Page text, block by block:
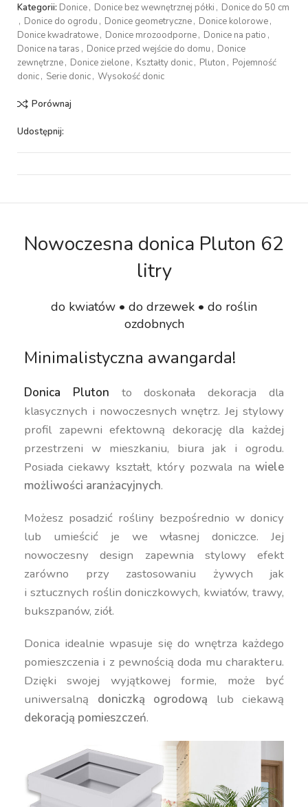
Kategorii: Donice, Donice bez wewnętrznej półki , Donice do 50 cm
, Donice do ogrodu , Donice geometryczne, Donice kolorowe,
Donice kwadratowe, Donice mrozoodporne, Donice na patio ,
Donice na taras , Donice przed wejście do domu , Donice
zewnętrzne, Donice zielone, Kształty donic, Pluton , Pojemność
donic, Serie donic, Wysokość donic
Porównaj
Udostępnij:
Nowoczesna donica Pluton 62
litry
do kwiatów • do drzewek • do roślin
ozdobnych
Minimalistyczna awangarda!
Donica Pluton to doskonała dekoracja dla
klasycznych i nowoczesnych wnętrz. Jej stylowy
profil zapewni efektowną dekorację dla każdej
przestrzeni w mieszkaniu, biura jak i ogrodu.
Posiada ciekawy kształt, który pozwala na wiele
możliwości aranżacyjnych.
Możesz posadzić rośliny bezpośrednio w donicy
lub umieścić je we własnej doniczce. Jej
nowoczesny design zapewnia stylowy efekt
zarówno przy zastosowaniu żywych jak
i sztucznych roślin doniczkowych, kwiatów, trawy,
bukszpanów, ziół.
Donica idealnie wpasuje się do wnętrza każdego
pomieszczenia i z pewnością doda mu charakteru.
Dzięki swojej wyjątkowej formie, może być
uniwersalną doniczką ogrodową lub ciekawą
dekoracją pomieszczeń.